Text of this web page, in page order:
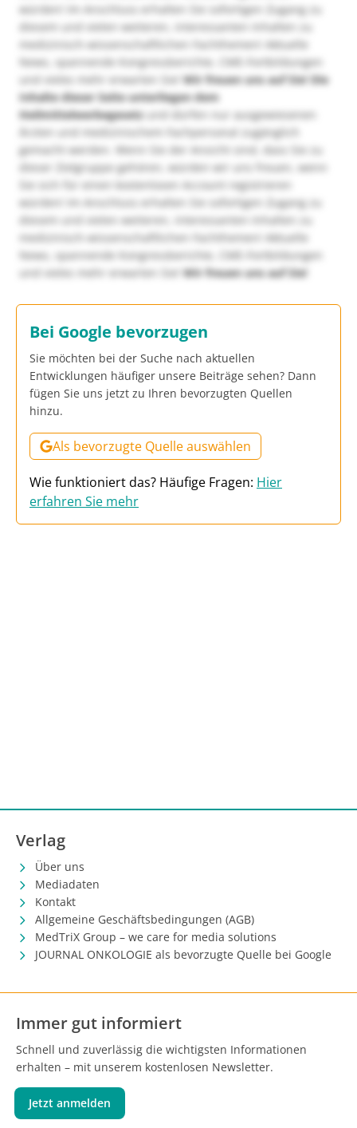
würden! Im Anschluss erhalten Sie sofortigen Zugang zu
diesem und vielen weiteren, interessanten Inhalten zu
medizinisch-wissenschaftlichen Fachthemen! Aktuelle
News, spannende Kongressberichte, CME-Fortbildungen
und vieles mehr erwarten Sie!Wir freuen uns auf Sie! Die
Inhalte dieser Seite unterliegen dem
Heilmittelwerbegesetzund dürfen nur ausgewiesenen
Ärzten und medizinischem Fachpersonal zugänglich
gemacht werden. Wenn Sie der Ansicht sind, dass Sie zu
dieser Zielgruppe gehören, würden wir uns freuen, wenn
Sie sich für einen kostenlosen Account registrieren
würden! Im Anschluss erhalten Sie sofortigen Zugang zu
diesem und vielen weiteren, interessanten Inhalten zu
medizinisch-wissenschaftlichen Fachthemen! Aktuelle
News, spannende Kongressberichte, CME-Fortbildungen
und vieles mehr erwarten Sie!Wir freuen uns auf Sie!
Bei Google bevorzugen
Sie möchten bei der Suche nach aktuellen
Entwicklungen häufiger unsere Beiträge sehen? Dann
fügen Sie uns jetzt zu Ihren bevorzugten Quellen
hinzu.
Als bevorzugte Quelle auswählen
Wie funktioniert das? Häufige Fragen: Hier
erfahren Sie mehr
Verlag
Über uns
Mediadaten
Kontakt
Allgemeine Geschäftsbedingungen (AGB)
MedTriX Group – we care for media solutions
JOURNAL ONKOLOGIE als bevorzugte Quelle bei Google
Immer gut informiert
Schnell und zuverlässig die wichtigsten Informationen
erhalten – mit unserem kostenlosen Newsletter.
Jetzt anmelden